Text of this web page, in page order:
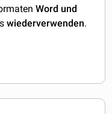
Word und
wiederverwenden.